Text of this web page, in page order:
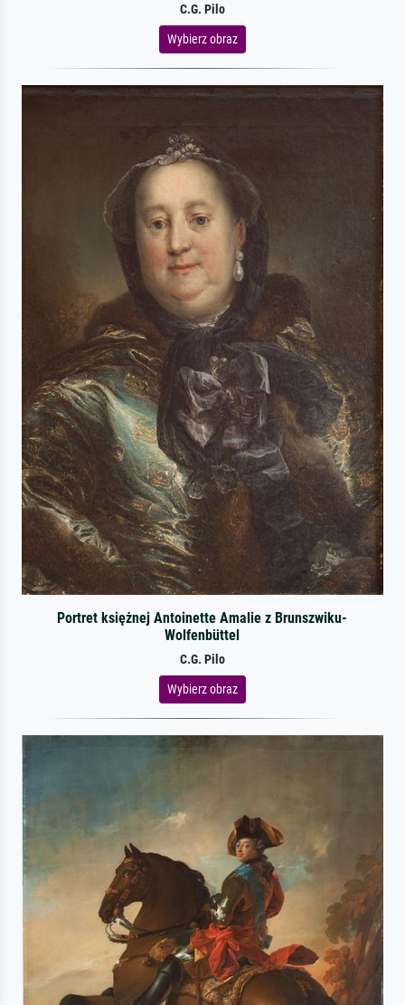
C.G. Pilo
Wybierz obraz
Portret księżnej Antoinette Amalie z Brunszwiku-
Wolfenbüttel
C.G. Pilo
Wybierz obraz